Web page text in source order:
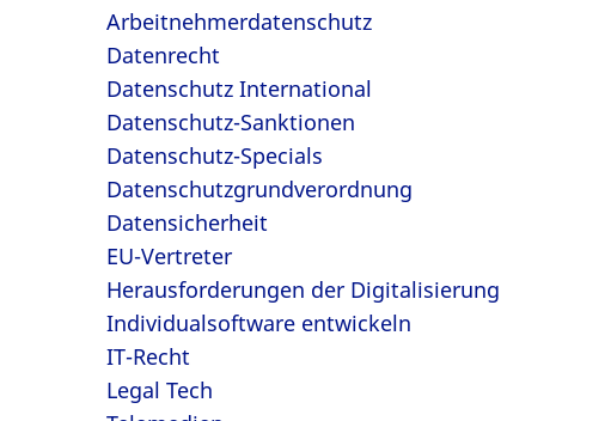
Arbeitnehmerdatenschutz
Datenrecht
Datenschutz International
Datenschutz-Sanktionen
Datenschutz-Specials
Datenschutzgrundverordnung
Datensicherheit
EU-Vertreter
Herausforderungen der Digitalisierung
Individualsoftware entwickeln
IT-Recht
Legal Tech